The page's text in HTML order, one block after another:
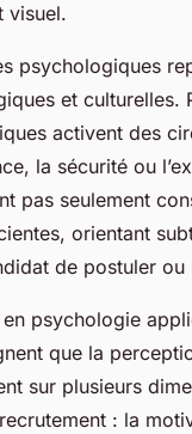
visuel.
psychologiques
et culturelles.
activent des
la sécurité ou
pas seulement
orientant
de postuler ou
psychologie
que la
sur plusieurs
: la